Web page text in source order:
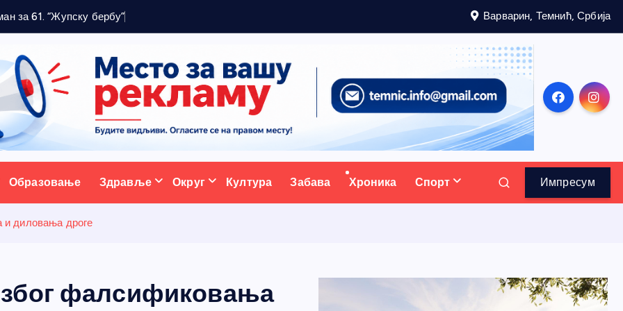
Варварин, Темнић, Србија
портал
Образовање Здравље Округ Култура Забава Хроника Спорт Импресум
диловања дроге
фалсификовања